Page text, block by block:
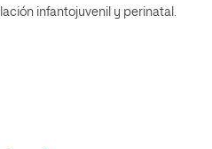
infantojuvenil y perinatal.